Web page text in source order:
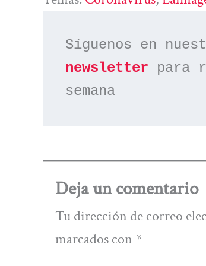
Síguenos en
newsletter para
semana
Deja un comentario
Tu dirección de correo
marcados con *